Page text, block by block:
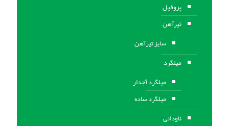
پروفیل
تیرآهن
سایز تیرآهن
میلگرد
میلگرد آجدار
میلگرد ساده
ناودانی